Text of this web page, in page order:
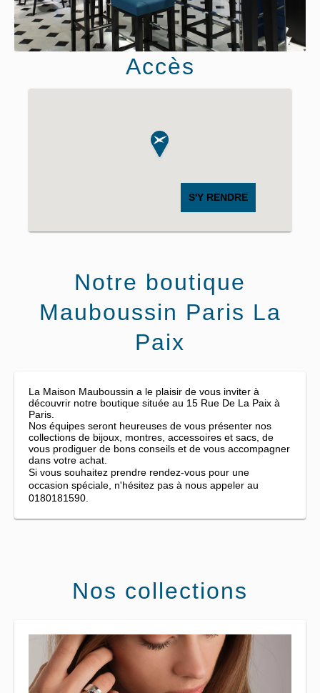
Accès
S'Y RENDRE
Notre boutique
Mauboussin Paris La
Paix
La Maison Mauboussin a le plaisir de vous inviter à
découvrir notre boutique située au 15 Rue De La Paix à
Paris.
Nos équipes seront heureuses de vous présenter nos
collections de bijoux, montres, accessoires et sacs, de
vous prodiguer de bons conseils et de vous accompagner
dans votre achat.
Si vous souhaitez prendre rendez-vous pour une
occasion spéciale, n'hésitez pas à nous appeler au
0180181590.
Nos collections